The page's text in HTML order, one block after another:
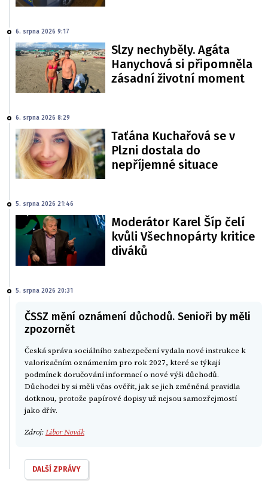
6. srpna 2026 9:17
Slzy nechyběly. Agáta
Hanychová si připomněla
zásadní životní moment
6. srpna 2026 8:29
Taťána Kuchařová se v
Plzni dostala do
nepříjemné situace
5. srpna 2026 21:46
Moderátor Karel Šíp čelí
kvůli Všechnopárty kritice
diváků
5. srpna 2026 20:31
ČSSZ mění oznámení důchodů. Senioři by měli
zpozornět
Česká správa sociálního zabezpečení vydala nové instrukce k
valorizačním oznámením pro rok 2027, které se týkají
podmínek doručování informací o nové výši důchodů.
Důchodci by si měli včas ověřit, jak se jich změněná pravidla
dotknou, protože papírové dopisy už nejsou samozřejmostí
jako dřív.
Zdroj:Libor Novák
DALŠÍ ZPRÁVY